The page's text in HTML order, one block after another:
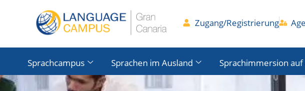
Zugang/Registrierung
Sprachcampus Sprachen im Ausland Sprachimmersion